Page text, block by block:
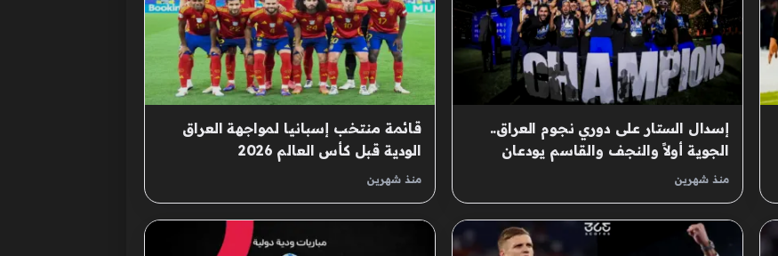
إسدال الستار على دوري نجوم العراق..
الجوية أولاً والنجف والقاسم يودعان
منذ شهرين
قائمة منتخب إسبانيا لمواجهة العراق
الودية قبل كأس العالم 2026
منذ شهرين